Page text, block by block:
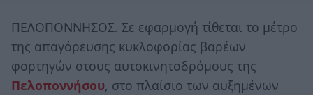
ΠΕΛΟΠΟΝΝΗΣΟΣ. Σε εφαρμογή τίθεται το μέτρο
της απαγόρευσης κυκλοφορίας βαρέων
φορτηγών στους αυτοκινητοδρόμους της
Πελοποννήσου, στο πλαίσιο των αυξημένων